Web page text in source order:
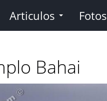
Articulos Fotos
Bahai